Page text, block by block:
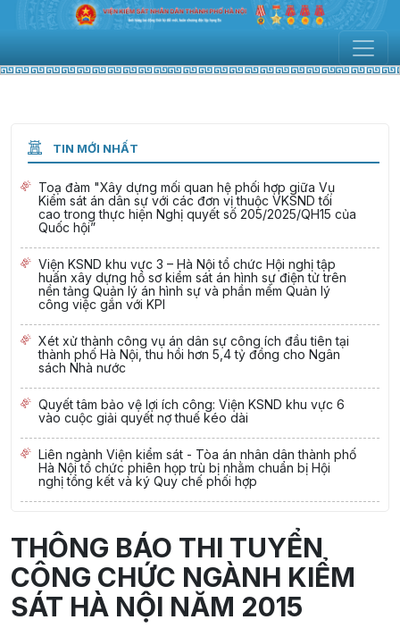
TIN MỚI NHẤT
Toạ đàm "Xây dựng mối quan hệ phối hợp giữa Vụ
Kiểm sát án dân sự với các đơn vị thuộc VKSND tối
cao trong thực hiện Nghị quyết số 205/2025/QH15 của
Quốc hội”
Viện KSND khu vực 3 – Hà Nội tổ chức Hội nghị tập
huấn xây dựng hồ sơ kiểm sát án hình sự điện tử trên
nền tảng Quản lý án hình sự và phần mềm Quản lý
công việc gắn với KPI
Xét xử thành công vụ án dân sự công ích đầu tiên tại
thành phố Hà Nội, thu hồi hơn 5,4 tỷ đồng cho Ngân
sách Nhà nước
Quyết tâm bảo vệ lợi ích công: Viện KSND khu vực 6
vào cuộc giải quyết nợ thuế kéo dài
Liên ngành Viện kiểm sát - Tòa án nhân dân thành phố
Hà Nội tổ chức phiên họp trù bị nhằm chuẩn bị Hội
nghị tổng kết và ký Quy chế phối hợp
THÔNG BÁO THI TUYỂN
CÔNG CHỨC NGÀNH KIỂM
SÁT HÀ NỘI NĂM 2015